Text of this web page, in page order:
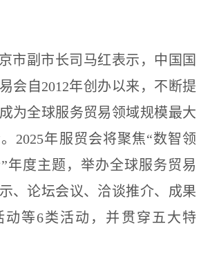
市副市长司马红表示，中国国
会自2012年创办以来，不断提
为全球服务贸易领域规模最大
2025年服贸会将聚焦“数智领
年度主题，举办全球服务贸易
、论坛会议、洽谈推介、成果
动等6类活动，并贯穿五大特